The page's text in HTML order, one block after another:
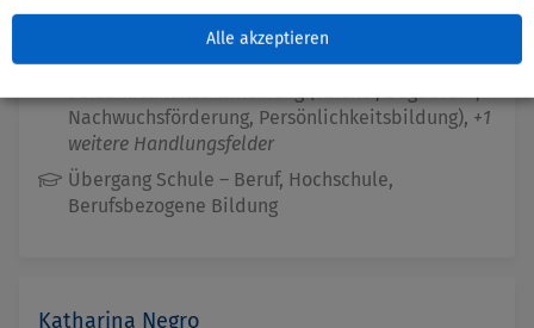
Alle akzeptieren
gGmbH
Bildungssystem, Lehrerinnen- / Lehrerbildung,
Persönlichkeitsentwicklung (Talent-, Begabten-,
Nachwuchsförderung, Persönlichkeitsbildung), +1
weitere Handlungsfelder
Übergang Schule – Beruf, Hochschule,
Berufsbezogene Bildung
Katharina Negro